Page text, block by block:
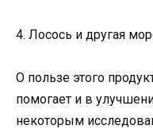
4. Лосось и другая
О пользе этого
помогает и в
некоторым